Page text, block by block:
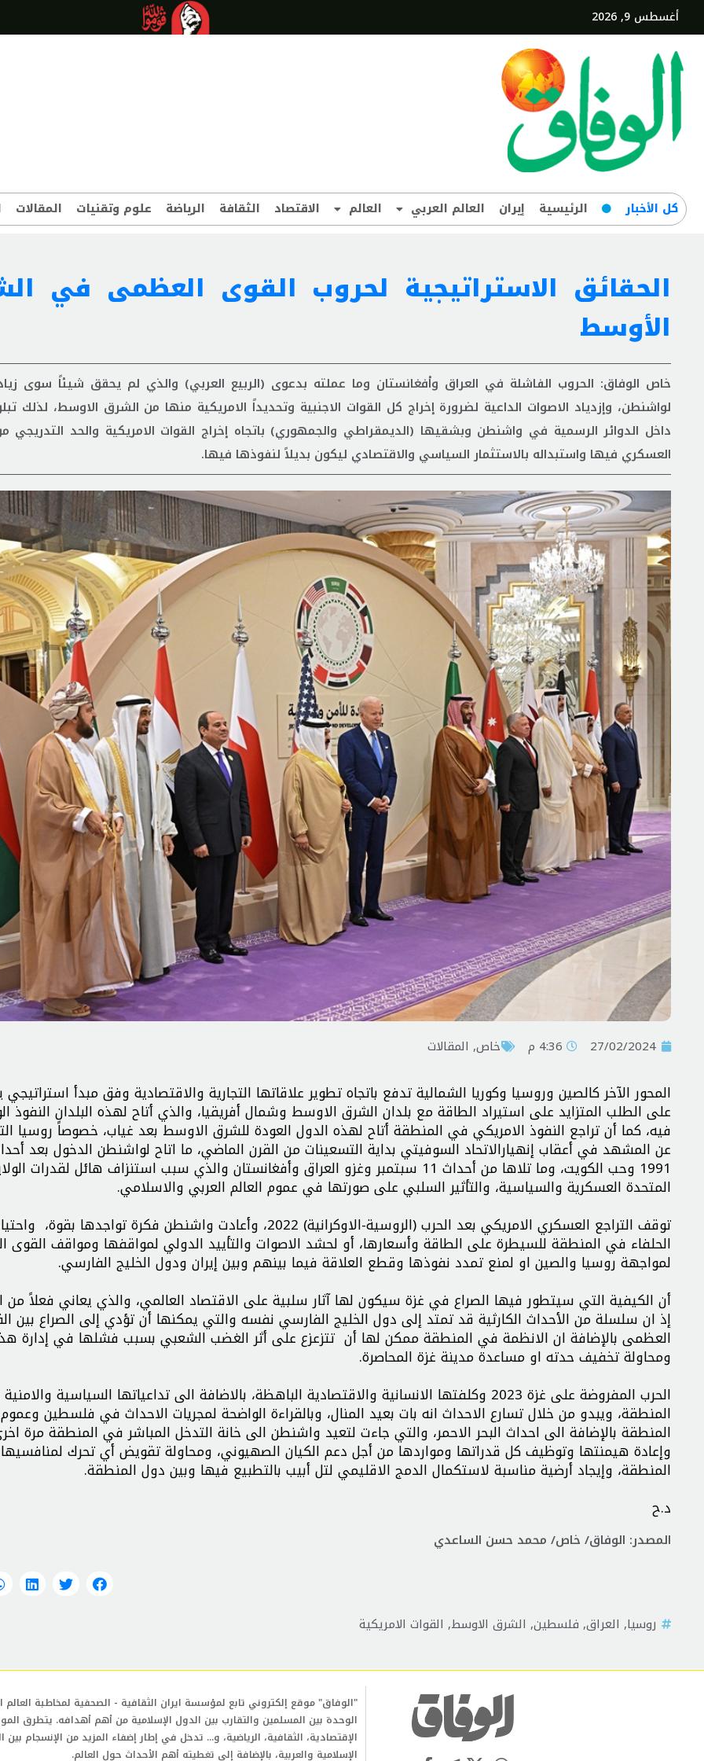
أغسطس 9, 2026
کل‌ الأخبار الرئيسية إيران العالم العربي العالم الاقتصاد الثقافة الرياضة علوم وتقنيات المقالات
الحقائق الاستراتيجية لحروب القوى العظمى في
الأوسط
خاص الوفاق: الحروب الفاشلة في العراق وأفغانستان وما عملته بدعوى (الربيع العربي) والذي لم يحقق شيئاً سوى
لواشنطن، وإزدياد الاصوات الداعية لضرورة إخراج كل القوات الاجنبية وتحديداً الامريكية منها من الشرق الاوسط، لذلك
داخل الدوائر الرسمية في واشنطن وبشقيها (الديمقراطي والجمهوري) باتجاه إخراج القوات الامريكية والحد التدريجي
العسكري فيها واستبداله بالاستثمار السياسي والاقتصادي ليكون بديلاً لنفوذها فيها.
27/02/2024 4:36 م خاص, المقالات
المحور الآخر كالصين وروسيا وكوريا الشمالية تدفع باتجاه تطوير علاقاتها التجارية والاقتصادية وفق مبدأ استراتيجي
على الطلب المتزايد على استيراد الطاقة مع بلدان الشرق الاوسط وشمال أفريقيا، والذي أتاح لهذه البلدان النفوذ
فيه، كما أن تراجع النفوذ الامريكي في المنطقة أتاح لهذه الدول العودة للشرق الاوسط بعد غياب، خصوصاً روسيا
عن المشهد في أعقاب إنهيارالاتحاد السوفيتي بداية التسعينات من القرن الماضي، ما اتاح لواشنطن الدخول بعد
1991 وحب الكويت، وما تلاها من أحداث 11 سبتمبر وغزو العراق وأفغانستان والذي سبب استنزاف هائل لقدرات
المتحدة العسكرية والسياسية، والتأثير السلبي على صورتها في عموم العالم العربي والاسلامي.
توقف التراجع العسكري الامريكي بعد الحرب (الروسية-الاوكرانية) 2022، وأعادت واشنطن فكرة تواجدها
الحلفاء في المنطقة للسيطرة على الطاقة وأسعارها، أو لحشد الاصوات والتأييد الدولي لمواقفها ومواقف القوى
لمواجهة روسيا والصين او لمنع تمدد نفوذها وقطع العلاقة فيما بينهم وبين إيران ودول الخليج الفارسي.
أن الكيفية التي سيتطور فيها الصراع في غزة سيكون لها آثار سلبية على الاقتصاد العالمي، والذي يعاني فعلاً من
إذ ان سلسلة من الأحداث الكارثية قد تمتد إلى دول الخليج الفارسي نفسه والتي يمكنها أن تؤدي إلى الصراع بين
العظمى بالإضافة ان الانظمة في المنطقة ممكن لها أن تتزعزع على أثر الغضب الشعبي بسبب فشلها في إدارة
ومحاولة تخفيف حدته او مساعدة مدينة غزة المحاصرة.
الحرب المفروضة على غزة 2023 وكلفتها الانسانية والاقتصادية الباهظة، بالاضافة الى تداعياتها السياسية
المنطقة، ويبدو من خلال تسارع الاحداث انه بات بعيد المنال، وبالقراءة الواضحة لمجريات الاحداث في فلسطين وعموم
المنطقة بالإضافة الى احداث البحر الاحمر، والتي جاءت لتعيد واشنطن الى خانة التدخل المباشر في المنطقة مرة
وإعادة هيمنتها وتوظيف كل قدراتها ومواردها من أجل دعم الكيان الصهيوني، ومحاولة تقويض أي تحرك
المنطقة، وإيجاد أرضية مناسبة لاستكمال الدمج الاقليمي لتل أبيب بالتطبيع فيها وبين دول المنطقة.
د.ح
المصدر: الوفاق/ خاص/ محمد حسن الساعدي
روسيا, العراق, فلسطين, الشرق الاوسط, القوات الامريكية
"الوفاق" موقع إلكتروني تابع لمؤسسة ايران الثقافية - الصحفية لمخاطبة العالم
الوحدة بين المسلمين والتقارب بين الدول الإسلامية من أهم أهدافه. يتطرق
الإقتصادية، الثقافية، الرياضية، و... تدخل في إطار إضفاء المزيد من الإنسجام بين
الإسلامية والعربية، بالإضافة إلى تغطيته أهم الأحداث حول العالم.